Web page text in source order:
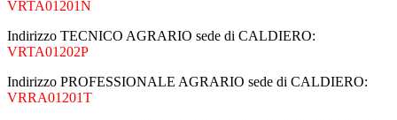
VRTA01201N
Indirizzo TECNICO AGRARIO sede di CALDIERO:
VRTA01202P
Indirizzo PROFESSIONALE AGRARIO sede di CALDIERO:
VRRA01201T